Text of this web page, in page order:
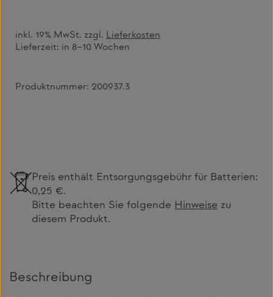
inkl. 19% MwSt. zzgl. Lieferkosten
Lieferzeit: in 8–10 Wochen
Produktnummer: 200937.3
Preis enthält Entsorgungsgebühr für Batterien:
0,25 €.
Bitte beachten Sie folgende Hinweise zu
diesem Produkt.
Beschreibung